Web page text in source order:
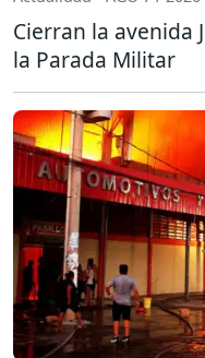
Cierran la avenida
la Parada Militar